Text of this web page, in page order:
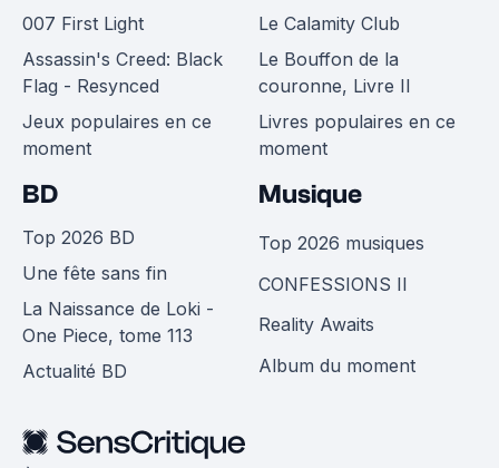
007 First Light
Assassin's Creed: Black
Flag - Resynced
Jeux populaires en ce
moment
Le Calamity Club
Le Bouffon de la
couronne, Livre II
Livres populaires en ce
moment
BD
Top 2026 BD
Une fête sans fin
La Naissance de Loki -
One Piece, tome 113
Actualité BD
Musique
Top 2026 musiques
CONFESSIONS II
Reality Awaits
Album du moment